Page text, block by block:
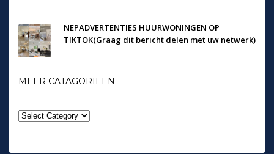
NEPADVERTENTIES HUURWONINGEN OP
TIKTOK(Graag dit bericht delen met uw netwerk)
MEER CATAGORIEEN